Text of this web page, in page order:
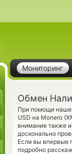
Мониторинг
Обмен
При помощи
USD на Monero
внимание также
досконально
Если вы впервые
подробно